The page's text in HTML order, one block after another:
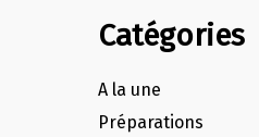
Catégories
A la une
Préparations